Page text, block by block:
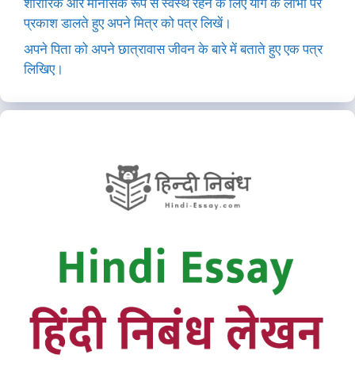
प्रकाश डालते हुए अपने मित्र को पत्र लिखें।
अपने पिता को अपने छात्रावास जीवन के बारे में बताते हुए एक पत्र
लिखिए।